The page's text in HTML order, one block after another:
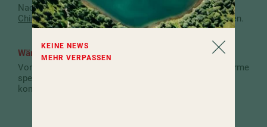
KEINE NEWS
MEHR VERPASSEN
Nach China. Und bei einer Tasse Tee im Teehaus im
Chinaturmdie Stille und den schönen Ausblick genießen.
Wärmen.
Von Kopf bis Fuß, bis tief ins Innerste. Angenehme Wärme
spendet der große Bauchstein im
komfortable Liegen gibt’s Kopfstützen.